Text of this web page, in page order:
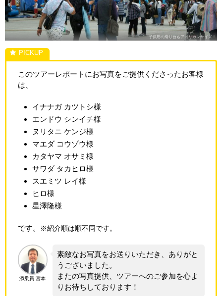
子供用の滑り台もアメリカンサイズ！
このツアーレポートにお写真をご提供くださったお客様
は、
イナナガ カツトシ様
エンドウ シンイチ様
ヌリタニ ケンジ様
マエダ コウゾウ様
カタヤマ オサミ様
サワダ タカヒロ様
スエミツ レイ様
ヒロ様
星澤隆様
です。 ※紹介順は順不同です。
添乗員 宮本
素敵なお写真をお送りいただき、ありがと
うございました。
またの写真提供、ツアーへのご参加を心よ
りお待ちしております！